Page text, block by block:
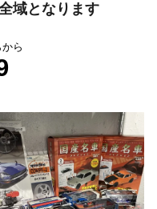
域となります
ら